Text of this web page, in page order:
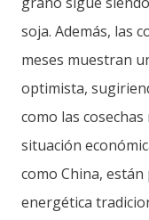
soja. Además, las
meses muestran
optimista,
como las
situación
como China,
energética